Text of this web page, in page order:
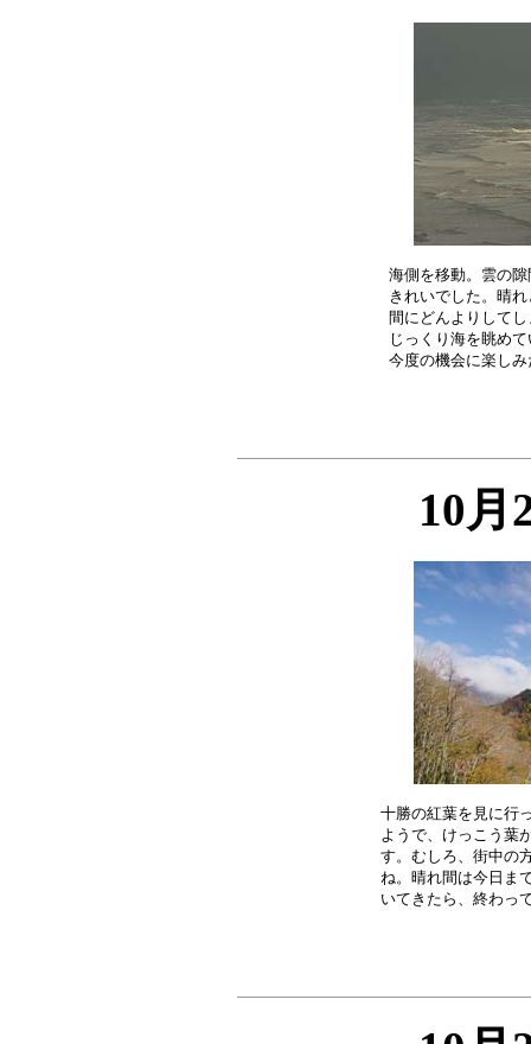
海側を移動。雲の
きれいでした。晴
間にどんよりして
じっくり海を眺め
10月
十勝の紅葉を見に行
ようで、けっこう葉
す。むしろ、街中の
ね。晴れ間は今日ま